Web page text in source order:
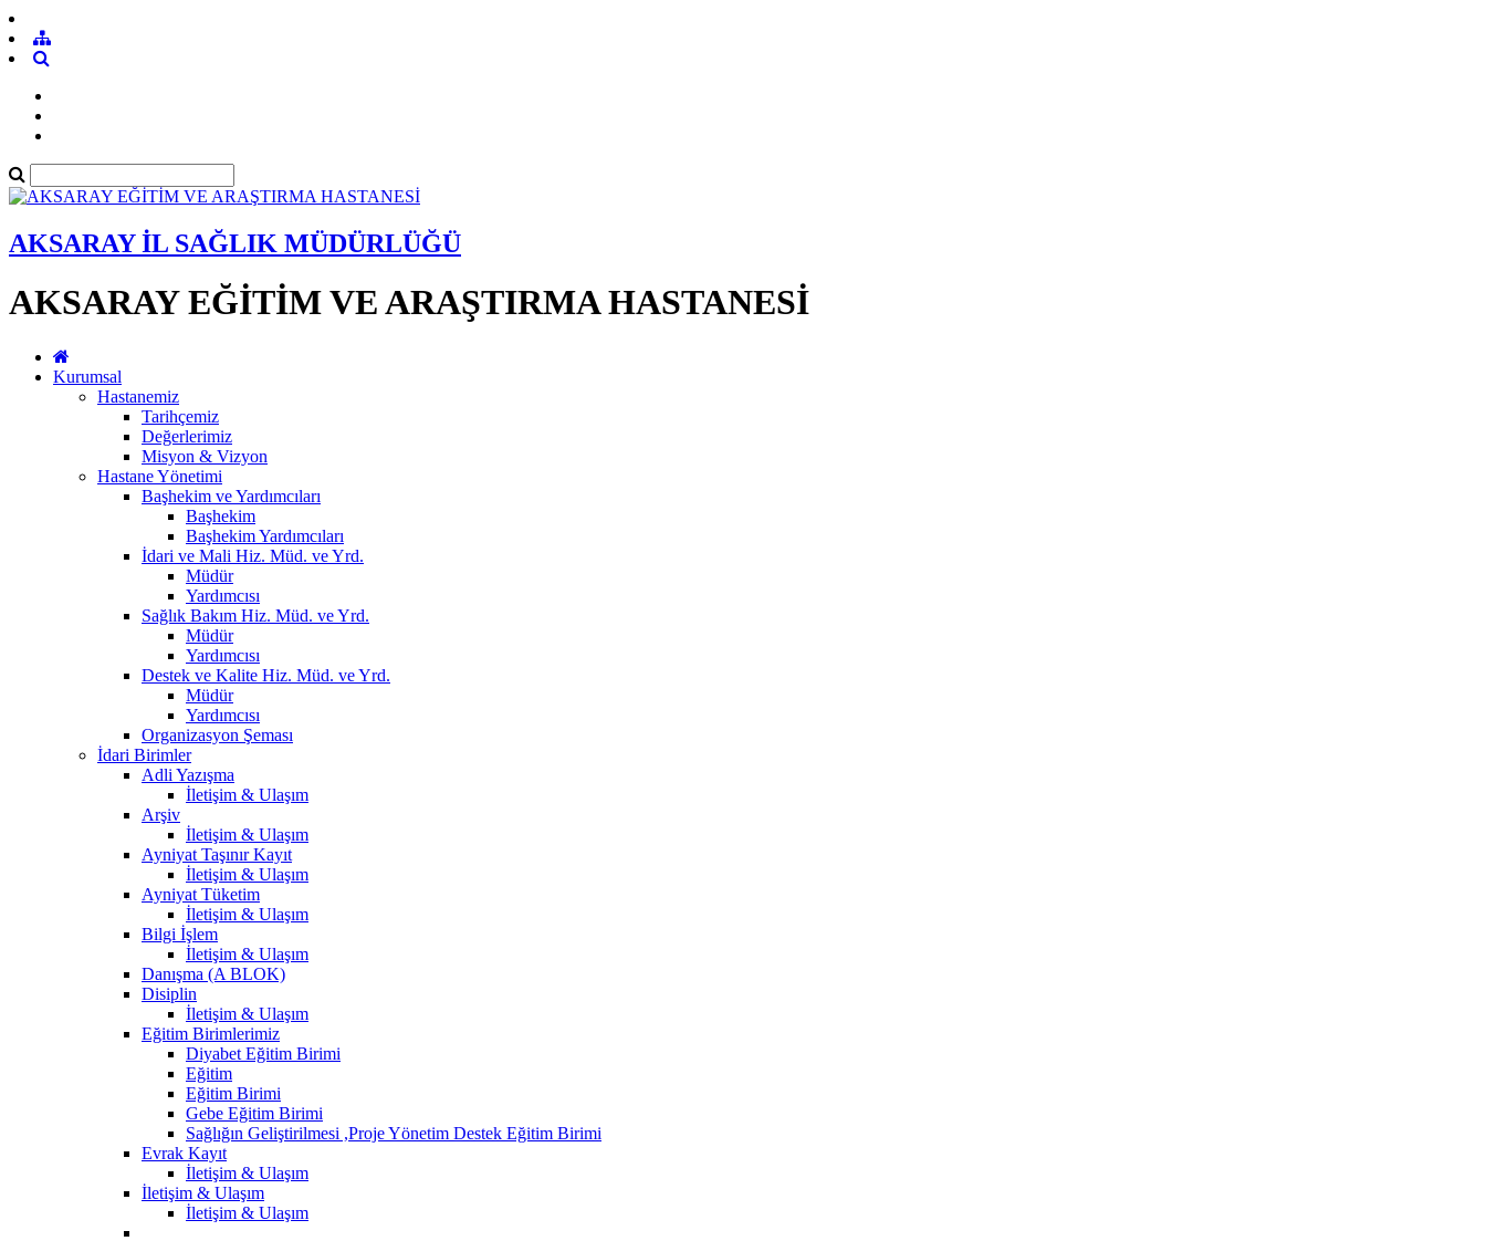
AKSARAY İL SAĞLIK MÜDÜRLÜĞÜ
AKSARAY EĞİTİM VE ARAŞTIRMA HASTANESİ
Kurumsal
Hastanemiz
Tarihçemiz
Değerlerimiz
Misyon & Vizyon
Hastane Yönetimi
Başhekim ve Yardımcıları
Başhekim
Başhekim Yardımcıları
İdari ve Mali Hiz. Müd. ve Yrd.
Müdür
Yardımcısı
Sağlık Bakım Hiz. Müd. ve Yrd.
Müdür
Yardımcısı
Destek ve Kalite Hiz. Müd. ve Yrd.
Müdür
Yardımcısı
Organizasyon Şeması
İdari Birimler
Adli Yazışma
İletişim & Ulaşım
Arşiv
İletişim & Ulaşım
Ayniyat Taşınır Kayıt
İletişim & Ulaşım
Ayniyat Tüketim
İletişim & Ulaşım
Bilgi İşlem
İletişim & Ulaşım
Danışma (A BLOK)
Disiplin
İletişim & Ulaşım
Eğitim Birimlerimiz
Diyabet Eğitim Birimi
Eğitim
Eğitim Birimi
Gebe Eğitim Birimi
Sağlığın Geliştirilmesi ,Proje Yönetim Destek Eğitim Birimi
Evrak Kayıt
İletişim & Ulaşım
İletişim & Ulaşım
İletişim & Ulaşım